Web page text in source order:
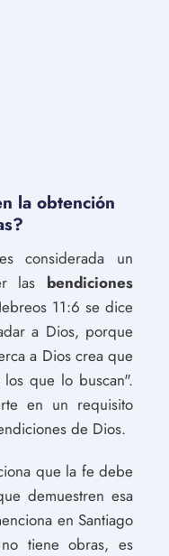
la obtención
considerada un
las bendiciones
11:6 se dice
a Dios, porque
a Dios crea que
que lo buscan".
en un requisito
de Dios.
que la fe debe
demuestren esa
en Santiago
tiene obras, es